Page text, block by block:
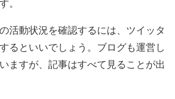
。
活動状況を確認するには、ツイッタ
るといいでしょう。ブログも運営し
ますが、記事はすべて見ることが出